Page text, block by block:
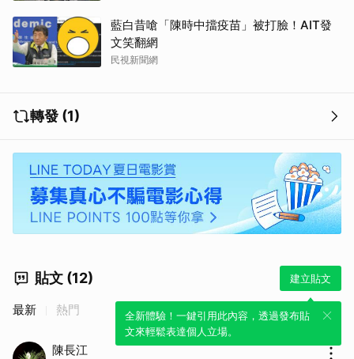
藍白昔嗆「陳時中擋疫苗」被打臉！AIT發
文笑翻網
民視新聞網
轉發 (1)
貼文 (12) 建立貼文
全新體驗！一鍵引用此內容，透過發布貼
文來輕鬆表達個人立場。
最新 熱門
陳長江